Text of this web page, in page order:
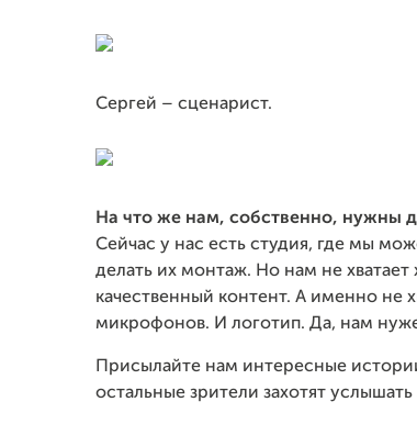
Сергей – сценарист.
На что же нам, собственно, нужны
Сейчас у нас есть студия, где мы
делать их монтаж. Но нам не
качественный контент. А именно не
микрофонов. И логотип. Да, нам
Присылайте нам интересные
остальные зрители захотят